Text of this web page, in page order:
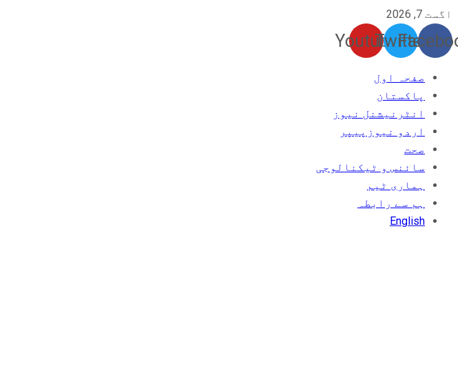
اگست 7, 2026
Twitter
Youtube
صفحہ اول
پاکستان
انٹرنیشنل نیوز
اردو نیوزپیپر
صحت
سائنس و ٹیکنالوجی
ہماری ٹیم
ہم سے رابطہ
English